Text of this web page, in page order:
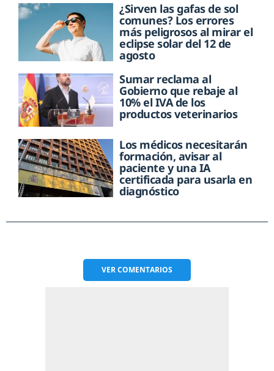
¿Sirven las gafas de sol
comunes? Los errores
más peligrosos al mirar el
eclipse solar del 12 de
agosto
Sumar reclama al
Gobierno que rebaje al
10% el IVA de los
productos veterinarios
Los médicos necesitarán
formación, avisar al
paciente y una IA
certificada para usarla en
diagnóstico
VERCOMENTARIOS